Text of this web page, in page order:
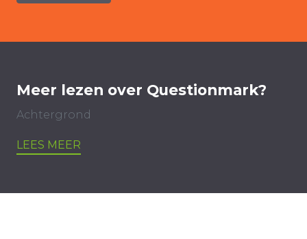
Meer lezen over Questionmark?
Achtergrond
LEES MEER